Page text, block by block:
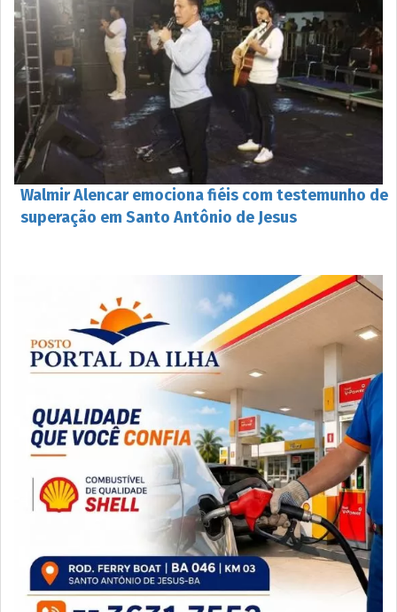
Walmir Alencar emociona fiéis com testemunho de
superação em Santo Antônio de Jesus